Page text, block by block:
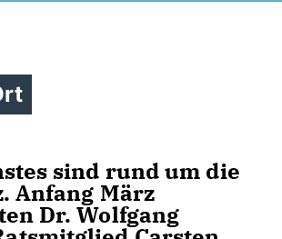
sind rund um die
Anfang März
Dr. Wolfgang